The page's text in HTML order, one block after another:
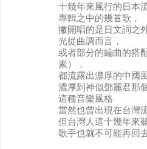
十幾年來風行的日本
專輯之中的幾首歌，
撇開唱的是日文詞之
光從曲調而言，
或者部分的編曲的搭
素），
都流露出濃厚的中國
濃厚到神似鄧麗君那
這種音樂風格
當然也曾出現在台灣
但台灣人這十幾年來
歌手也就不可能再回